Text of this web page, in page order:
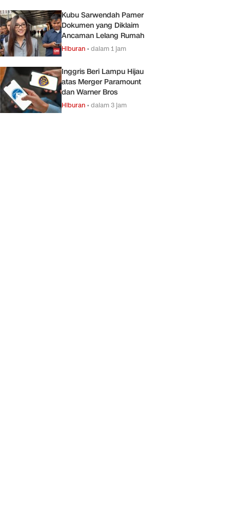
Kubu Sarwendah Pamer
Dokumen yang Diklaim
Ancaman Lelang Rumah
Hiburan •dalam 1 jam
Inggris Beri Lampu Hijau
atas Merger Paramount
dan Warner Bros
Hiburan •dalam 3 jam